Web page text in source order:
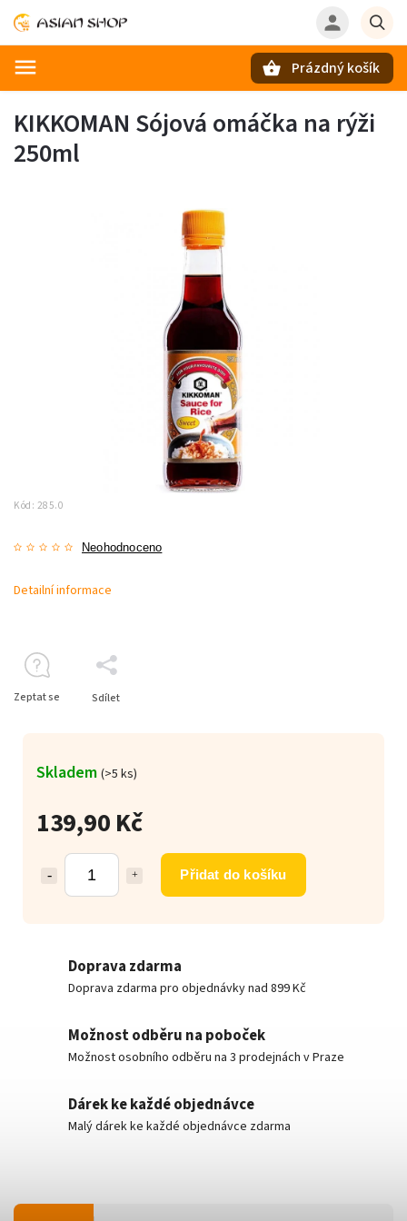
Prázdný košík
KIKKOMAN Sójová omáčka na rýži
250ml
Kód: 285.0
Neohodnoceno
139,90 Kč
Přidat do košíku
Skladem (>5 ks)
Detailní informace
Zeptat se Sdílet
Doprava zdarma
Doprava zdarma pro objednávky nad 899 Kč
Možnost odběru na poboček
Možnost osobního odběru na 3 prodejnách v Praze
Dárek ke každé objednávce
Malý dárek ke každé objednávce zdarma